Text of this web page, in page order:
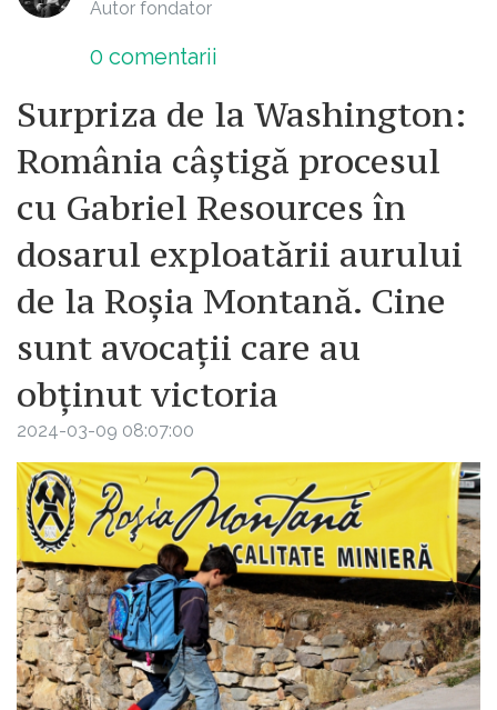
Autor fondator
0 comentarii
Surpriza de la Washington:
România câștigă procesul
cu Gabriel Resources în
dosarul exploatării aurului
de la Roșia Montană. Cine
sunt avocații care au
obținut victoria
2024-03-09 08:07:00